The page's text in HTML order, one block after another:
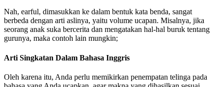
Nah, earful, dimasukkan ke dalam bentuk kata benda, sangat
berbeda dengan arti aslinya, yaitu volume ucapan. Misalnya, jika
seorang anak suka bercerita dan mengatakan hal-hal buruk tentang
gurunya, maka contoh lain mungkin;
Arti Singkatan Dalam Bahasa Inggris
Oleh karena itu, Anda perlu memikirkan penempatan telinga pada